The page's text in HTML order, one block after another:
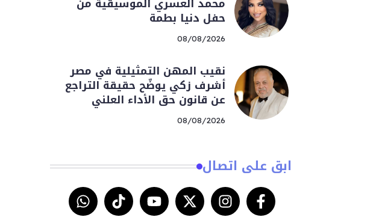
حفل دنيا بطمة
08/08/2026
نقيب المهن التمثيلية في مصر
أشرف زكي يوضّح حقيقة التراجع
عن قانون حق الأداء العلني
08/08/2026
ابق على اتصال